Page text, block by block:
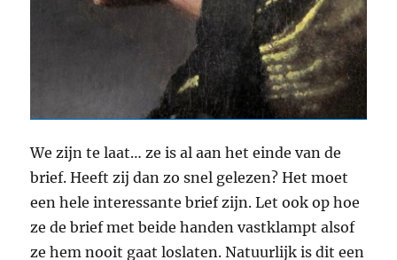
We zijn te laat… ze is al aan het einde van de
brief. Heeft zij dan zo snel gelezen? Het moet
een hele interessante brief zijn. Let ook op hoe
ze de brief met beide handen vastklampt alsof
ze hem nooit gaat loslaten. Natuurlijk is dit een